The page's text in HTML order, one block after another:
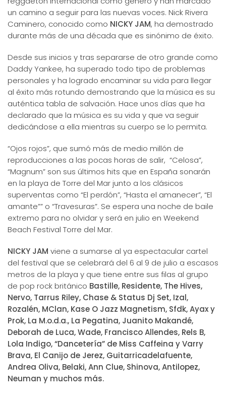
un camino a seguir para las nuevas voces. Nick Rivera
Caminero, conocido como NICKY JAM, ha demostrado
durante más de una década que es sinónimo de éxito.
Desde sus inicios y tras separarse de otro grande como
Daddy Yankee, ha superado todo tipo de problemas
personales y ha logrado encaminar su vida para llegar
al éxito más rotundo demostrando que la música es su
auténtica tabla de salvación. Hace unos días que ha
declarado que la música es su vida y que va seguir
dedicándose a ella mientras su cuerpo se lo permita.
“Ojos rojos”, que sumó más de medio millón de
reproducciones a las pocas horas de salir, “Celosa”,
“Magnum” son sus últimos hits que en España sonarán
en la playa de Torre del Mar junto a los clásicos
superventas como “El perdón”, “Hasta el amanecer”, “El
amante”” o “Travesuras”. Se espera una noche de baile
extremo para no olvidar y será en julio en Weekend
Beach Festival Torre del Mar.
NICKY JAM viene a sumarse al ya espectacular cartel
del festival que se celebrará del 6 al 9 de julio a escasos
metros de la playa y que tiene entre sus filas al grupo
de pop rock británico Bastille, Residente, The Hives,
Nervo, Tarrus Riley, Chase & Status Dj Set, Izal,
Rozalén, MClan, Kase O Jazz Magnetism, Sfdk, Ayax y
Prok, La M.o.d.a., La Pegatina, Juanito Makandé,
Deborah de Luca, Wade, Francisco Allendes, Rels B,
Lola Indigo, “Dancetería” de Miss Caffeina y Varry
Brava, El Canijo de Jerez, Guitarricadelafuente,
Andrea Oliva, Belaki, Ann Clue, Shinova, Antilopez,
Neuman y muchos más.